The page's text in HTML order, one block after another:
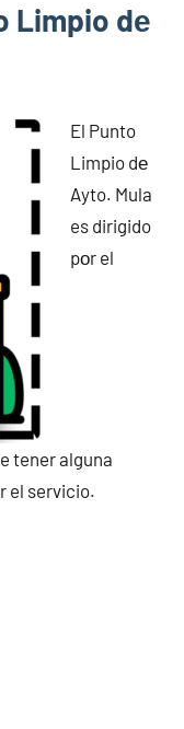
Limpio dе
El Punto
Limpio dе
Ayto. Mula
es dirigido
pοr el
tener alguna
el servicio.